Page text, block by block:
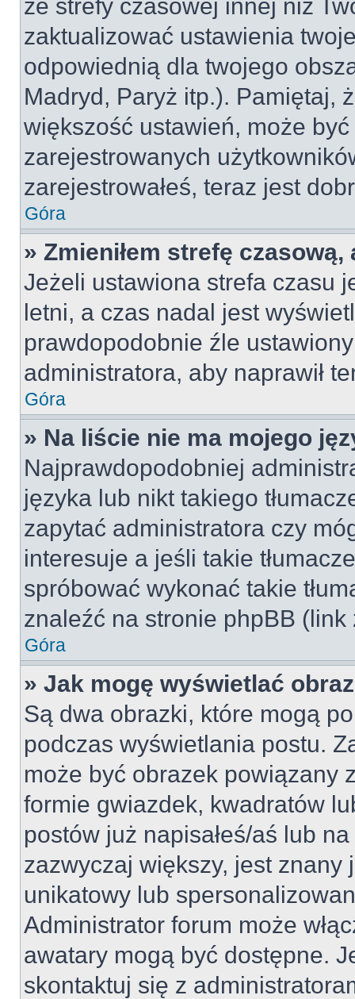
ze strefy czasowej innej niż
zaktualizować ustawienia
odpowiednią dla twojego
Madryd, Paryż itp.). Pamiętaj,
większość ustawień, może
zarejestrowanych
zarejestrowałeś, teraz jest
Góra
» Zmieniłem strefę
Jeżeli ustawiona strefa czasu
letni, a czas nadal jest
prawdopodobnie źle
administratora, aby naprawił
Góra
» Na liście nie ma mojego
Najprawdopodobniej
języka lub nikt takiego
zapytać administratora czy
interesuje a jeśli takie
spróbować wykonać takie
znaleźć na stronie phpBB
Góra
» Jak mogę wyświetlać
Są dwa obrazki, które mogą
podczas wyświetlania postu.
może być obrazek powiązany
formie gwiazdek, kwadratów
postów już napisałeś/aś lub
zazwyczaj większy, jest
unikatowy lub
Administrator forum może
awatary mogą być dostępne.
skontaktuj się z